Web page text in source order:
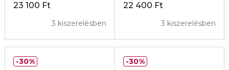
23 100 Ft
3 kiszerelésben
22 400 Ft
3 kiszerelésben
30% 30%